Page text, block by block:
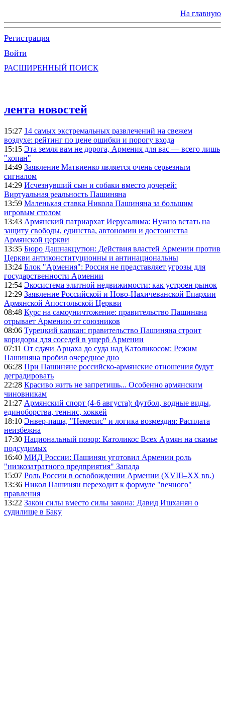
На главную
Регистрация
Войти
РАСШИРЕННЫЙ ПОИСК
лента новостей
15:27 14 самых экстремальных развлечений на свежем
воздухе: рейтинг по цене ошибки и порогу входа
15:15 Эта земля вам не дорога, Армения для вас — всего лишь
"хопан"
14:49 Заявление Матвиенко является очень серьезным
сигналом
14:29 Исчезнувший сын и собаки вместо дочерей:
Виртуальная реальность Пашиняна
13:59 Маленькая ставка Никола Пашиняна за большим
игровым столом
13:43 Армянский патриархат Иерусалима: Нужно встать на
защиту свободы, единства, автономии и достоинства
Армянской церкви
13:35 Бюро Дашнакцутюн: Действия властей Армении против
Церкви антиконституционны и антинациональны
13:24 Блок "Армения": Россия не представляет угрозы для
государственности Армении
12:54 Экосистема элитной недвижимости: как устроен рынок
12:29 Заявление Российской и Ново-Нахичеванской Епархии
Армянской Апостольской Церкви
08:48 Курс на самоуничтожение: правительство Пашиняна
отрывает Армению от союзников
08:06 Турецкий капкан: правительство Пашиняна строит
коридоры для соседей в ущерб Армении
07:11 От сдачи Арцаха до суда над Католикосом: Режим
Пашиняна пробил очередное дно
06:28 При Пашиняне российско-армянские отношения будут
деградировать
22:28 Красиво жить не запретишь... Особенно армянским
чиновникам
21:27 Армянский спорт (4-6 августа): футбол, водные виды,
единоборства, теннис, хоккей
18:10 Энвер-паша, "Немесис" и логика возмездия: Расплата
неизбежна
17:30 Национальный позор: Католикос Всех Армян на скамье
подсудимых
16:40 МИД России: Пашинян уготовил Армении роль
"низкозатратного предприятия" Запада
15:07 Роль России в освобождении Армении (XVIII–XX вв.)
13:36 Никол Пашинян переходит к формуле "вечного"
правления
13:22 Закон силы вместо силы закона: Давид Ишханян о
судилище в Баку